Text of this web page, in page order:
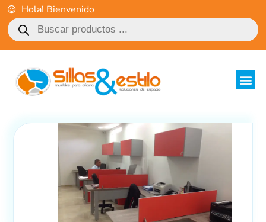
Hola! Bienvenido